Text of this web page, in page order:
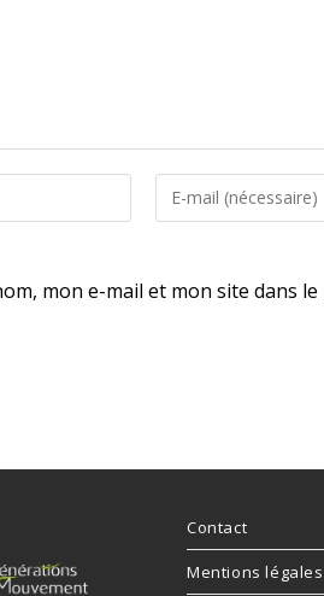
mon e-mail et mon site dans
Contact
Mentions légales